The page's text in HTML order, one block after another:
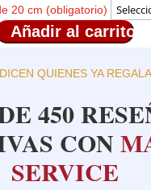
20 cm (obligatorio)
Arreglo
Frutal
Añadir al carrito
QUIENES YA
450
CON
SERVICE